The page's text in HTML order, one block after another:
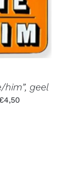
him”, geel
4,50